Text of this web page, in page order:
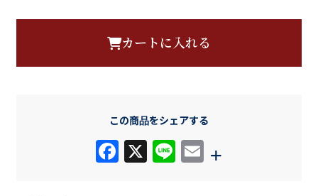
カートに入れる
この商品をシェアする
F X Li E
+